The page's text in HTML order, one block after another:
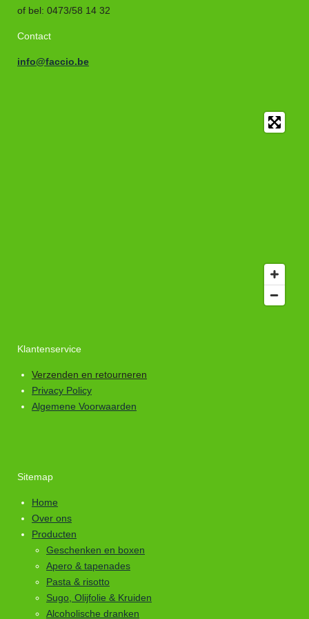
of bel: 0473/58 14 32
Contact
info@faccio.be
Klantenservice
Verzenden en retourneren
Privacy Policy
Algemene Voorwaarden
Sitemap
Home
Over ons
Producten
Geschenken en boxen
Apero & tapenades
Pasta & risotto
Sugo, Olijfolie & Kruiden
Alcoholische dranken